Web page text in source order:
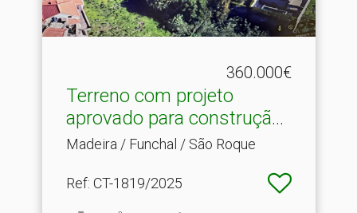
360.000€
Terreno com projeto
aprovado para construção .​
..
Madeira / Funchal / São Roque
Ref: CT-1819/2025